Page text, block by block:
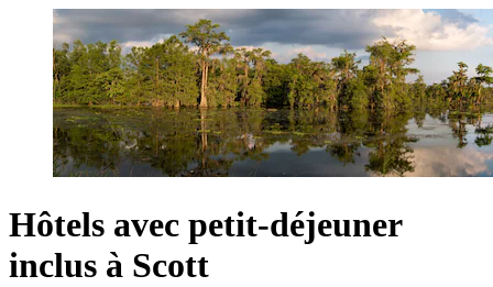
Hôtels avec petit-déjeuner
inclus à Scott